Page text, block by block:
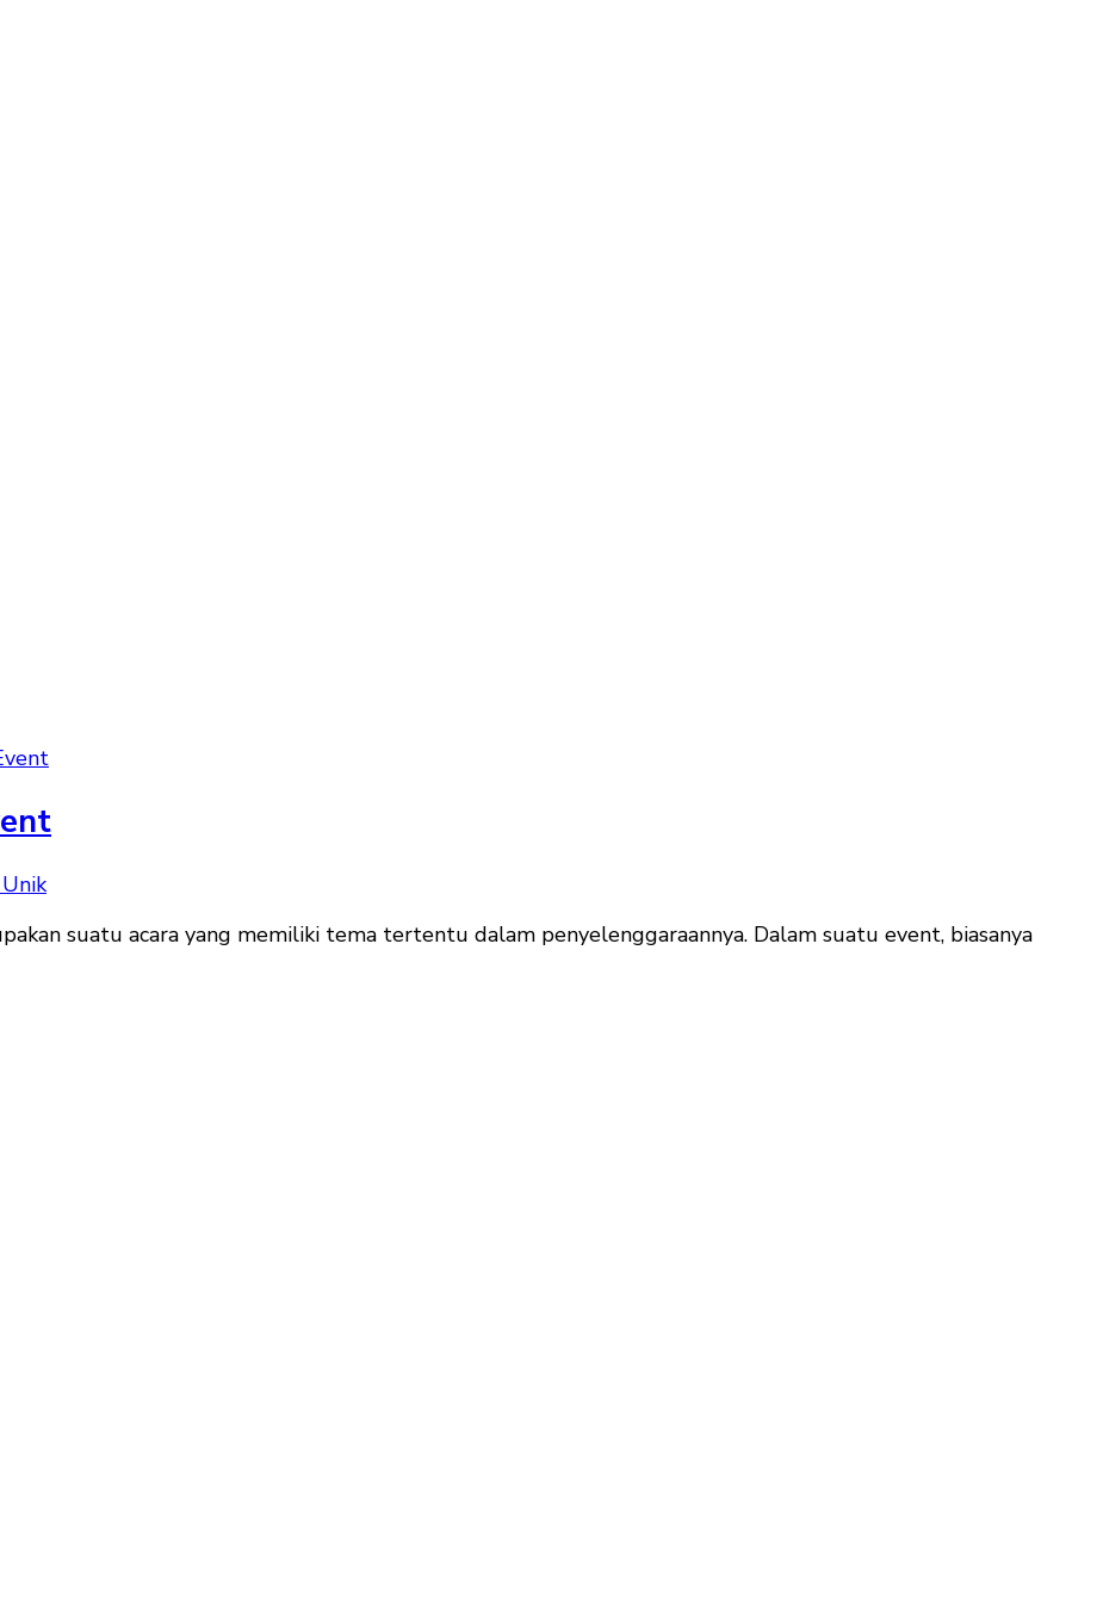
suatu acara yang memiliki tema tertentu dalam penyelenggaraannya. Dalam suatu event, biasanya